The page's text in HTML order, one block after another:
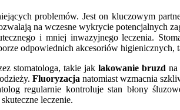
problemów. Jest on kluczowym
na wczesne wykrycie potencjalnych
i mniej inwazyjnego leczenia.
odpowiednich akcesoriów higienicznych,
stomatologa, takie jak lakowanie bruzd
Fluoryzacja natomiast wzmacnia
regularnie kontroluje stan błony
leczenie.